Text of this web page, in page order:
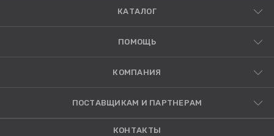
КАТАЛОГ
ПОМОЩЬ
КОМПАНИЯ
ПОСТАВЩИКАМ И ПАРТНЕРАМ
КОНТАКТЫ